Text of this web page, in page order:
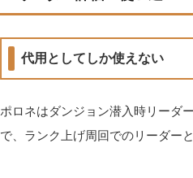
代用としてしか使えない
ポロネはダンジョン潜入時リーダ
で、ランク上げ周回でのリーダー